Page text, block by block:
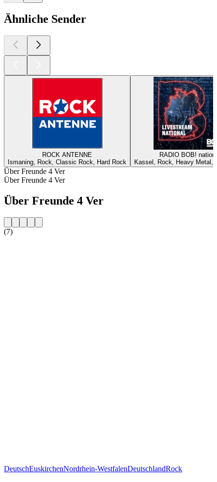
Ähnliche Sender
ROCK ANTENNE
Ismaning, Rock, Classic Rock, Hard Rock
RADIO BOB!
Kassel, Rock, Heavy Metal,
Über Freunde 4 Ver
Über Freunde 4 Ver
Über Freunde 4 Ver
(7)
DeutschEuskirchenNordrhein-WestfalenDeutschlandRock